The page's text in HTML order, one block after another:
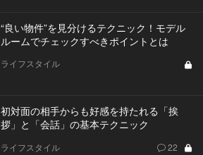
“良い物件”を見分けるテクニック！モデル
ルームでチェックすべきポイントとは
ライフスタイル
初対面の相手からも好感を持たれる「挨
拶」と「会話」の基本テクニック
ライフスタイル 22